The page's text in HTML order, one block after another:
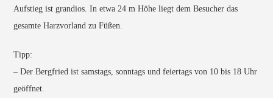
Aufstieg ist grandios. In etwa 24 m Höhe liegt dem Besucher das
gesamte Harzvorland zu Füßen.
Tipp:
– Der Bergfried ist samstags, sonntags und feiertags von 10 bis 18 Uhr
geöffnet.